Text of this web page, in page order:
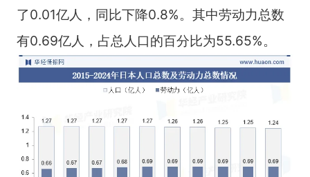
了0.01亿人，同比下降0.8%。其中劳动力总数
有0.69亿人，占总人口的百分比为55.65%。